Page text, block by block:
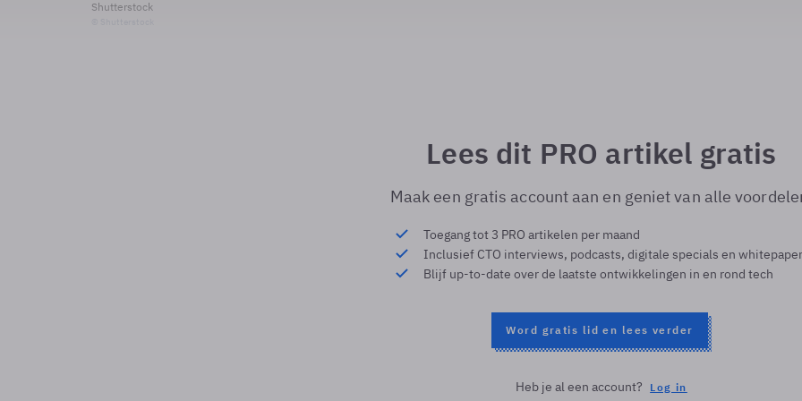
Shutterstock
Lees dit PRO artikel gratis
Maak een gratis account aan en geniet van alle
Toegang tot 3 PRO artikelen per maand
Inclusief CTO interviews, podcasts, digitale specials en
Blijf up-to-date over de laatste ontwikkelingen in en rond tech
Word gratis lid en lees verder
Heb je al een account? Log in